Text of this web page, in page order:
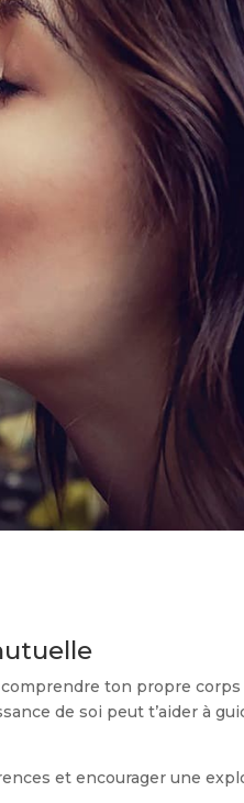
ton propre
de soi peut t’aider à
et encourager une